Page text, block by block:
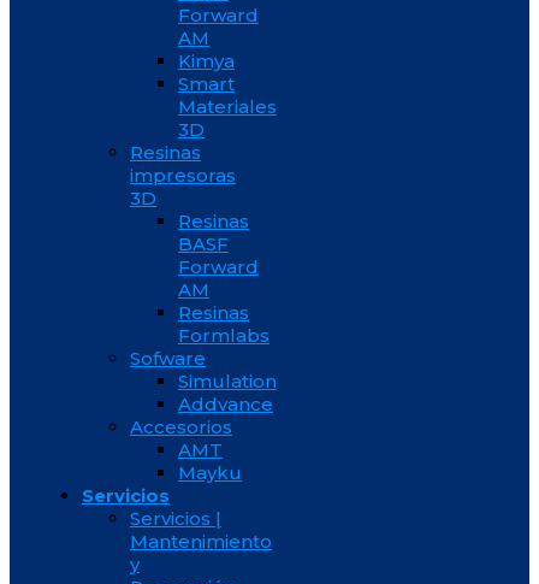
Forward
AM
Kimya
Smart
Materiales
3D
Resinas
impresoras
3D
Resinas
BASF
Forward
AM
Resinas
Formlabs
Sofware
Simulation
Addvance
Accesorios
AMT
Mayku
Servicios
Servicios |
Mantenimiento
y